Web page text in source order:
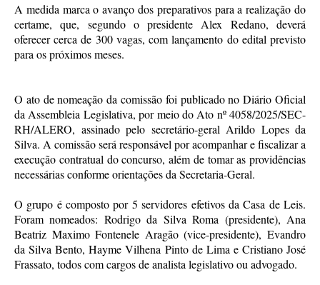
A medida marca o avanço dos preparativos para a realização do
certame, que, segundo o presidente Alex Redano, deverá
oferecer cerca de 300 vagas, com lançamento do edital previsto
para os próximos meses.
O ato de nomeação da comissão foi publicado no Diário Oficial
da Assembleia Legislativa, por meio do Ato nº 4058/2025/SEC-
RH/ALERO, assinado pelo secretário-geral Arildo Lopes da
Silva. A comissão será responsável por acompanhar e fiscalizar a
execução contratual do concurso, além de tomar as providências
necessárias conforme orientações da Secretaria-Geral.
O grupo é composto por 5 servidores efetivos da Casa de Leis.
Foram nomeados: Rodrigo da Silva Roma (presidente), Ana
Beatriz Maximo Fontenele Aragão (vice-presidente), Evandro
da Silva Bento, Hayme Vilhena Pinto de Lima e Cristiano José
Frassato, todos com cargos de analista legislativo ou advogado.